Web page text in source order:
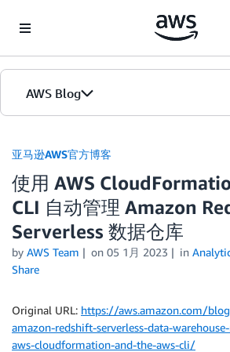
AWS Blog
首页
版本
亚马逊AWS官方博客
使用 AWS
CLI 自动管理 Amazon
Serverless 数据仓库
by AWS Team on 05 1月 2023 in
Share
Original URL: https://aws.amazon.com/
amazon-redshift-serverless-data-
aws-cloudformation-and-the-aws-cli/